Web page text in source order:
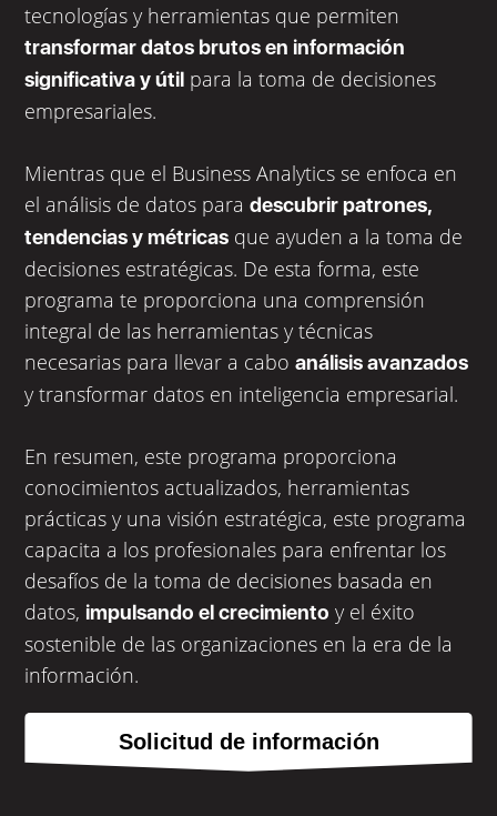
tecnologías y herramientas que permiten
transformar datos brutos en información
significativa y útil para la toma de decisiones
empresariales.
Mientras que el Business Analytics se enfoca en
el análisis de datos paradescubrir patrones,
tendencias y métricas que ayuden a la toma de
decisiones estratégicas. De esta forma, este
programa te proporciona una comprensión
integral de las herramientas y técnicas
necesarias para llevar a caboanálisis avanzados
y transformar datos en inteligencia empresarial.
En resumen, este programa proporciona
conocimientos actualizados, herramientas
prácticas y una visión estratégica, este programa
capacita a los profesionales para enfrentar los
desafíos de la toma de decisiones basada en
datos, impulsando el crecimiento y el éxito
sostenible de las organizaciones en la era de la
información.
Solicitud de información